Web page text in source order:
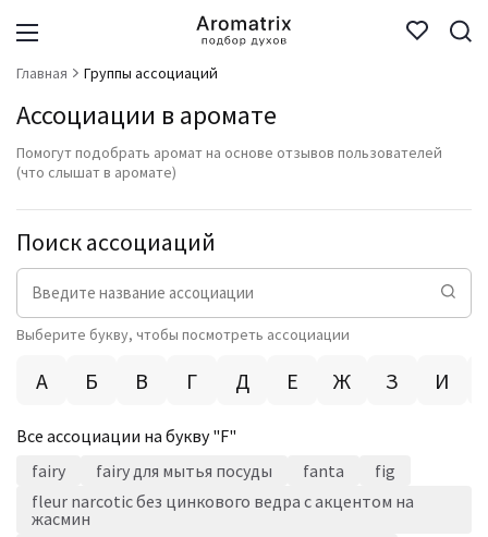
Главная Группы ассоциаций
Ассоциации в аромате
Помогут подобрать аромат на основе отзывов пользователей
(что слышат в аромате)
Поиск ассоциаций
Выберите букву, чтобы посмотреть ассоциации
А Б В Г Д Е Ж З И
Все ассоциации на букву "F"
fairy
fairy для мытья посуды fanta
fig
fleur narcotic без цинкового ведра с акцентом на
жасмин